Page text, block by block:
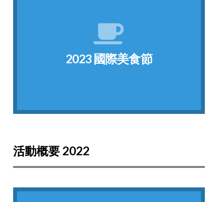
2023 國際美食節
2023國際美食節今天在Marketplace登場，總共
有11個國家的學生一起參與，呈現家鄉美食給塞
基諾大學的師生。台灣同學準備了熱炒豬肉豆
腐、以及超人氣的珍珠奶茶來跟大家分享!
活動概要 2022